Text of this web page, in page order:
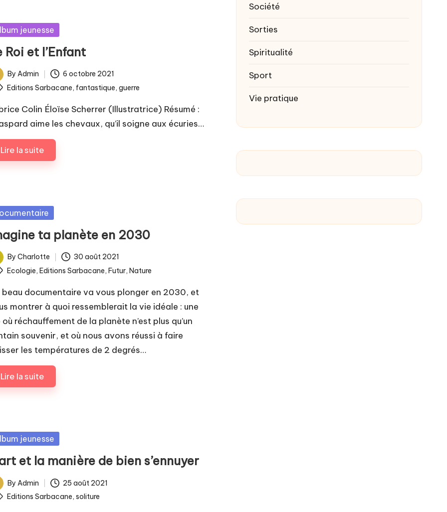
jeunesse
Roi et l’Enfant
By Admin 6 octobre 2021
Editions Sarbacane, fantastique, guerre
Colin Éloïse Scherrer (Illustratrice) Résumé :
aime les chevaux, qu’il soigne aux écuries…
Lire la suite
ta planète en 2030
By Charlotte 30 août 2021
Ecologie, Editions Sarbacane, Futur, Nature
beau documentaire va vous plonger en 2030, et
montrer à quoi ressemblerait la vie idéale : une
où réchauffement de la planète n’est plus qu’un
souvenir, et où nous avons réussi à faire
les températures de 2 degrés…
Lire la suite
jeunesse
et la manière de bien s’ennuyer
By Admin 25 août 2021
Editions Sarbacane, soliture
Société
Sorties
Spiritualité
Sport
Vie pratique